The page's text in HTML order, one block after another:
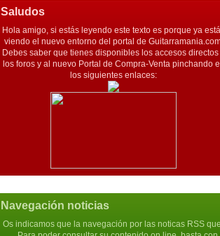
Saludos
Hola amigo, si estás leyendo este texto es porque ya
viendo el nuevo entorno del portal de
Debes saber que tienes disponibles los accesos directos
los foros y al nuevo Portal de Compra-Venta pinchando
los siguientes enlaces:
Navegación noticias
Os indicamos que la navegación por las noticas RSS